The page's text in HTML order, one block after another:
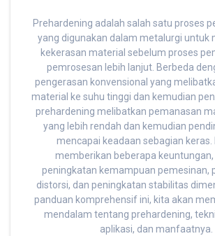
Prehardening adalah salah satu proses
yang digunakan dalam metalurgi untuk
kekerasan material sebelum proses
pemrosesan lebih lanjut. Berbeda
pengerasan konvensional yang
material ke suhu tinggi dan kemudian
prehardening melibatkan pemanasan
yang lebih rendah dan kemudian
mencapai keadaan sebagian keras.
memberikan beberapa
peningkatan kemampuan pemesinan,
distorsi, dan peningkatan stabilitas
panduan komprehensif ini, kita akan
mendalam tentang prehardening,
aplikasi, dan manfaatnya.